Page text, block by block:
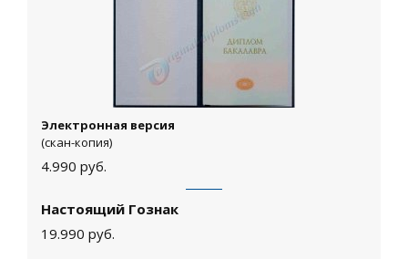
Электронная версия
(скан-копия)
4.990 руб.
Настоящий Гознак
19.990 руб.